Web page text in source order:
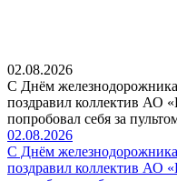
02.08.2026
С Днём
поздравил коллектив АО
попробовал себя за
02.08.2026
С Днём
поздравил коллектив АО